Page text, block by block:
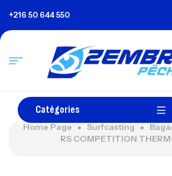
+216 50 644 550
Catégories
Home Page Surfcasting
RS COMPETITION